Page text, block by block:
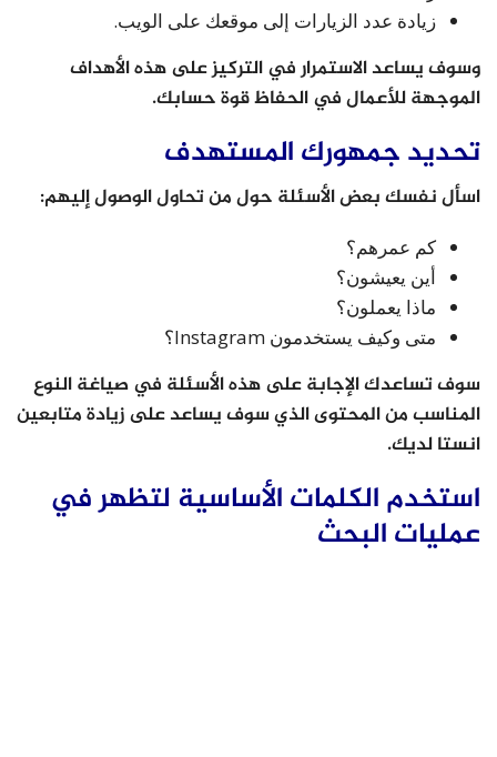
زيادة عدد الزيارات إلى موقعك على الويب.
وسوف يساعد الاستمرار في التركيز على هذه الأهداف
الموجهة للأعمال في الحفاظ قوة حسابك.
تحديد جمهورك المستهدف
اسأل نفسك بعض الأسئلة حول من تحاول الوصول إليهم:
كم عمرهم؟
أين يعيشون؟
ماذا يعملون؟
متى وكيف يستخدمون Instagram؟
سوف تساعدك الإجابة على هذه الأسئلة في صياغة النوع
المناسب من المحتوى الذي سوف يساعد على زيادة متابعين
انستا لديك.
استخدم الكلمات الأساسية لتظهر في
عمليات البحث